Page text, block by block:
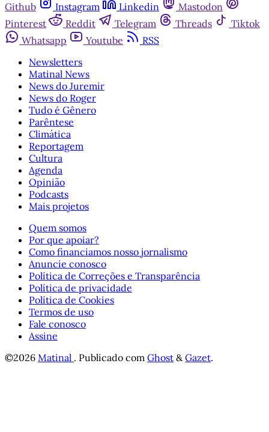
Github
Instagram Linkedin
Mastodon
Pinterest
Reddit Telegram Threads
Tiktok
Whatsapp
Youtube
RSS
Newsletters
Matinal News
News do Juremir
News do Roger
Tudo é Gênero
Parêntese
Climática
Reportagem
Cultura
Agenda
Opinião
Podcasts
Mais projetos
Quem somos
Por que apoiar?
Como financiamos nosso jornalismo
Anuncie conosco
Política de Correções e Transparência
Política de privacidade
Política de Cookies
Termos de uso
Fale conosco
Assine
©2026 Matinal . Publicado com Ghost &Gazet.